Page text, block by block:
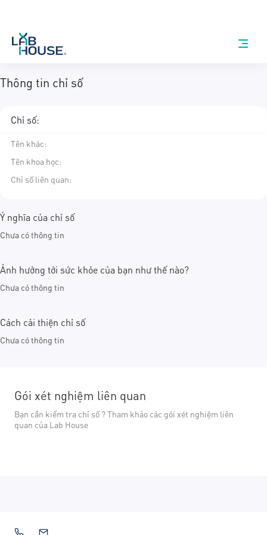
Thông tin chỉ số
Chỉ số:
Tên khác:
Tên khoa học:
Chỉ số liên quan:
Ý nghĩa của chỉ số
Chưa có thông tin
Ảnh hưởng tới sức khỏe của bạn như thế nào?
Chưa có thông tin
Cách cải thiện chỉ số
Chưa có thông tin
Gói xét nghiệm liên quan
Bạn cần kiểm tra chỉ số ? Tham khảo các gói xét nghiệm liên
quan của Lab House